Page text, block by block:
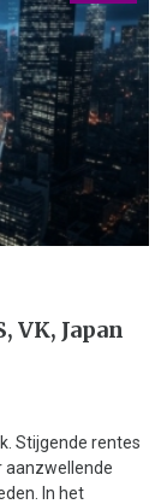
VK, Japan
Stijgende rentes
aanzwellende
In het